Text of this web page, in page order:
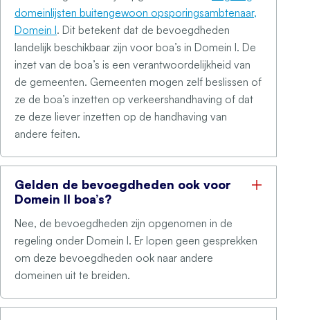
domeinlijsten buitengewoon opsporingsambtenaar,
Domein I. Dit betekent dat de bevoegdheden
landelijk beschikbaar zijn voor boa’s in Domein I. De
inzet van de boa’s is een verantwoordelijkheid van
de gemeenten. Gemeenten mogen zelf beslissen of
ze de boa’s inzetten op verkeershandhaving of dat
ze deze liever inzetten op de handhaving van
andere feiten.
Gelden de bevoegdheden ook voor
Domein II boa’s?
Nee, de bevoegdheden zijn opgenomen in de
regeling onder Domein I. Er lopen geen gesprekken
om deze bevoegdheden ook naar andere
domeinen uit te breiden.